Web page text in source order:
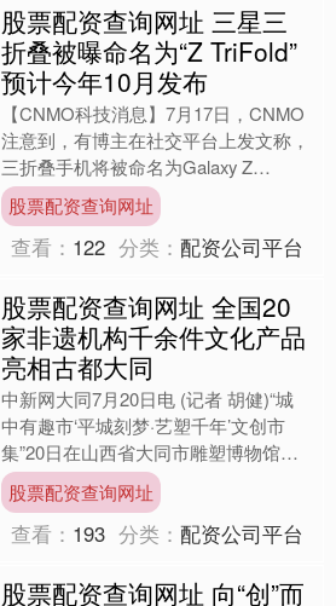
股票配资查询网址 三星三
折叠被曝命名为“Z TriFold”
预计今年10月发布
【CNMO科技消息】7月17日，CNMO
注意到，有博主在社交平台上发文称，
三折叠手机将被命名为Galaxy Z
TriFold。根据网友的解读，“Z”代表的
是折....
股票配资查询网址
查看： 122 分类：配资公司平台
股票配资查询网址 全国20
家非遗机构千余件文化产品
亮相古都大同
中新网大同7月20日电 (记者 胡健)“城
中有趣市‘平城刻梦·艺塑千年’文创市
集”20日在山西省大同市雕塑博物馆开
幕股票配资查询网址，来自全国20家
非遗机构的1....
股票配资查询网址
查看： 193 分类：配资公司平台
股票配资查询网址 向“创”而